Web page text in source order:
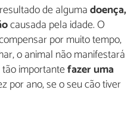
de algumadoença,
causada pela idade. O
por muito tempo,
o animal não manifestará
importantefazer uma
por ano, se o seu cão tiver